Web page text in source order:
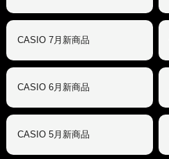
CASIO 7月新商品
CASIO 6月新商品
CASIO 5月新商品